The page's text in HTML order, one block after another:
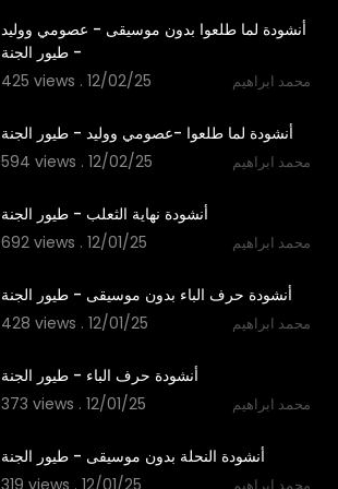
أنشودة لما طلعوا بدون موسيقى - عصومي ووليد
- طيور الجنة
425 views . 12/02/25
محمد ابراهيم
أنشودة لما طلعوا -عصومي ووليد - طيور الجنة
594 views . 12/02/25
محمد ابراهيم
أنشودة نهاية الثعلب - طيور الجنة
692 views . 12/01/25
محمد ابراهيم
أنشودة حرف الباء بدون موسيقى - طيور الجنة
428 views . 12/01/25
محمد ابراهيم
أنشودة حرف الباء - طيور الجنة
373 views . 12/01/25
محمد ابراهيم
أنشودة النحلة بدون موسيقى - طيور الجنة
319 views . 12/01/25